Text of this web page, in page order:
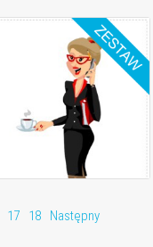
17 18 Następny